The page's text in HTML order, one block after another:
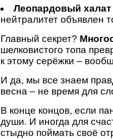
Леопардовый халат
нейтралитет объявлен
Главный секрет?
шелковистого топа
к этому серёжки –
И да, мы все знаем
весна – не время для
В конце концов, если
души. И иногда для
стыдно поймать своё